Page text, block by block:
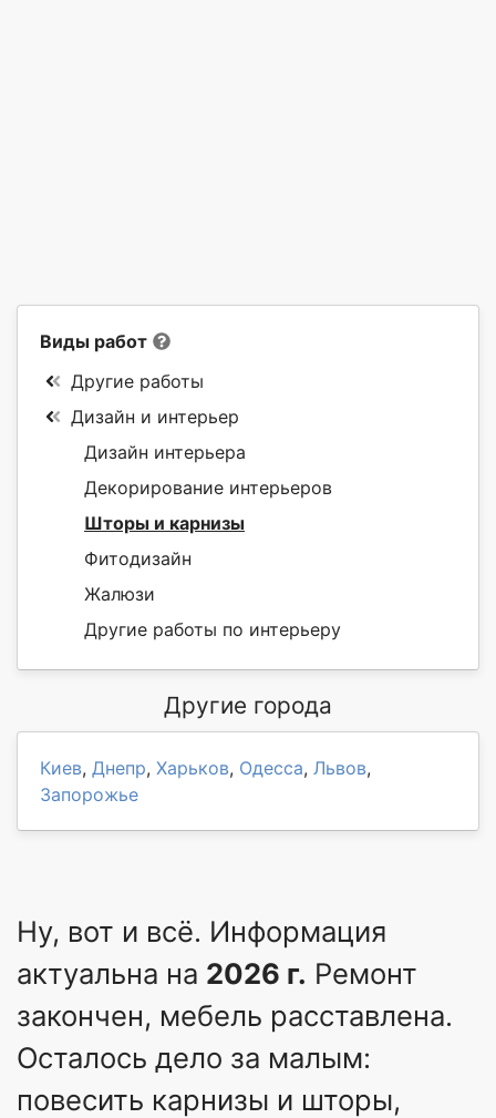
Виды работ
Другие работы
Дизайн и интерьер
Дизайн интерьера
Декорирование интерьеров
Шторы и карнизы
Фитодизайн
Жалюзи
Другие работы по интерьеру
Другие города
Киев, Днепр, Харьков, Одесса, Львов,
Запорожье
Ну, вот и всё. Информация
актуальна на 2026 г. Ремонт
закончен, мебель расставлена.
Осталось дело за малым:
повесить карнизы и шторы,